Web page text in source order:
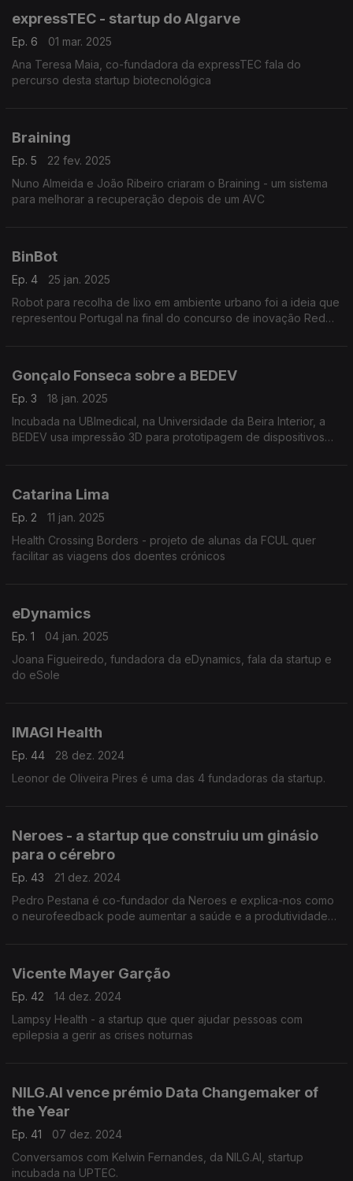
expressTEC - startup do Algarve
Ep. 6
01 mar. 2025
Ana Teresa Maia, co-fundadora da expressTEC fala do
percurso desta startup biotecnológica
Braining
Ep. 5
22 fev. 2025
Nuno Almeida e João Ribeiro criaram o Braining - um sistema
para melhorar a recuperação depois de um AVC
BinBot
Ep. 4
25 jan. 2025
Robot para recolha de lixo em ambiente urbano foi a ideia que
representou Portugal na final do concurso de inovação Red
Gonçalo Fonseca sobre a BEDEV
Ep. 3
18 jan. 2025
Incubada na UBImedical, na Universidade da Beira Interior, a
BEDEV usa impressão 3D para prototipagem de dispositivos
Catarina Lima
Ep. 2
11 jan. 2025
Health Crossing Borders - projeto de alunas da FCUL quer
facilitar as viagens dos doentes crónicos
eDynamics
Ep. 1
04 jan. 2025
Joana Figueiredo, fundadora da eDynamics, fala da startup e
do eSole
IMAGI Health
Ep. 44
28 dez. 2024
Leonor de Oliveira Pires é uma das 4 fundadoras da startup.
Neroes - a startup que construiu um ginásio
para o cérebro
Ep. 43
21 dez. 2024
Pedro Pestana é co-fundador da Neroes e explica-nos como
o neurofeedback pode aumentar a saúde e a produtividade
Vicente Mayer Garção
Ep. 42
14 dez. 2024
Lampsy Health - a startup que quer ajudar pessoas com
epilepsia a gerir as crises noturnas
NILG.AI vence prémio Data Changemaker of
the Year
Ep. 41
07 dez. 2024
Conversamos com Kelwin Fernandes, da NILG.AI, startup
incubada na UPTEC.